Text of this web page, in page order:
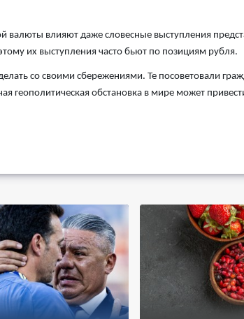
валюты влияют даже словесные выступления
их выступления часто бьют по позициям рубля.
со своими сбережениями. Те посоветовали
геополитическая обстановка в мире может